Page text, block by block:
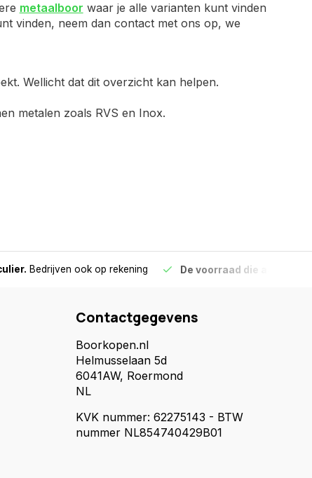
metaalboor waar je alle varianten kunt vinden
vinden, neem dan contact met ons op, we
Wellicht dat dit overzicht kan helpen.
metalen zoals RVS en Inox.
Bedrijven ook op rekening De voorraad die
Contactgegevens
Boorkopen.nl
Helmusselaan 5d
6041AW, Roermond
NL
KVK nummer: 62275143 - BTW
nummer NL854740429B01